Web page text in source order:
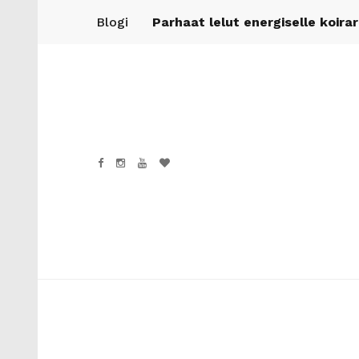
Blogi Parhaat lelut energiselle